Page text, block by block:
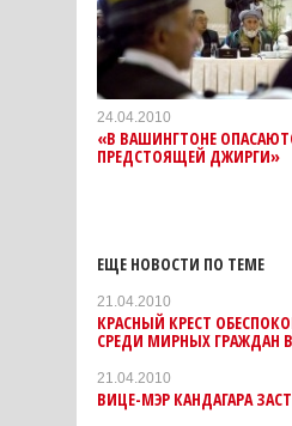
24.04.2010
«В ВАШИНГТОНЕ
ПРЕДСТОЯЩЕЙ ДЖИРГИ»
ЕЩЕ НОВОСТИ ПО ТЕМЕ
21.04.2010
КРАСНЫЙ КРЕСТ
СРЕДИ МИРНЫХ ГРАЖДАН
21.04.2010
ВИЦЕ-МЭР КАНДАГАРА